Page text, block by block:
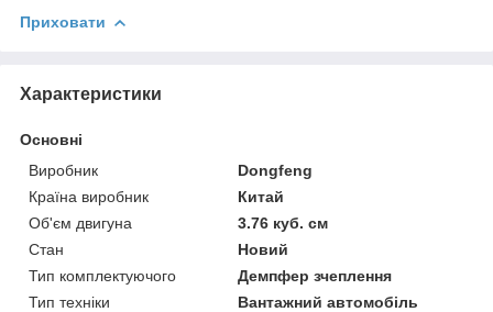
Приховати
Характеристики
Основні
Виробник
Dongfeng
Країна виробник
Китай
Об'єм двигуна
3.76 куб. см
Стан
Новий
Тип комплектуючого
Демпфер зчеплення
Тип техніки
Вантажний автомобіль